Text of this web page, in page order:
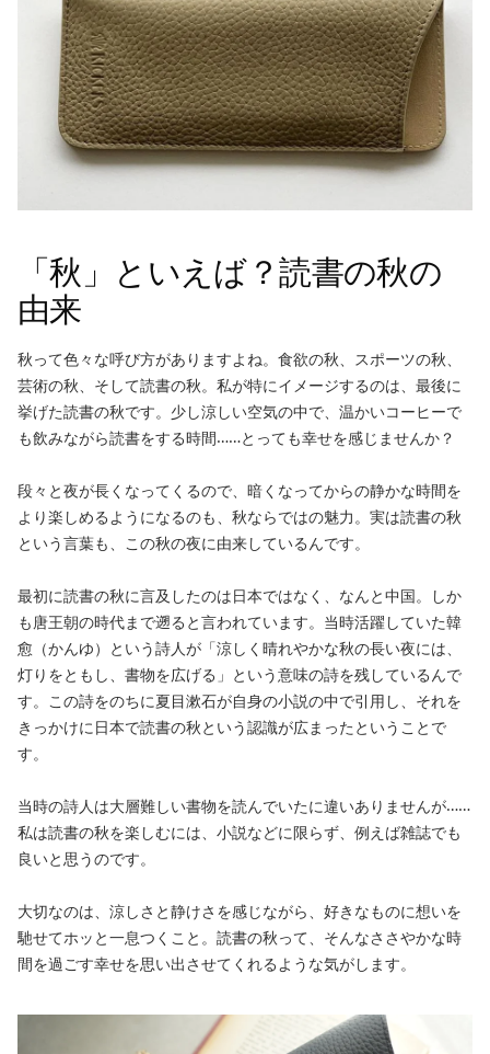
「秋」といえば？読書の秋の
由来
秋って色々な呼び方がありますよね。食欲の秋、スポーツの秋、
芸術の秋、そして読書の秋。私が特にイメージするのは、最後に
挙げた読書の秋です。少し涼しい空気の中で、温かいコーヒーで
も飲みながら読書をする時間……とっても幸せを感じませんか？
段々と夜が長くなってくるので、暗くなってからの静かな時間を
より楽しめるようになるのも、秋ならではの魅力。実は読書の秋
という言葉も、この秋の夜に由来しているんです。
最初に読書の秋に言及したのは日本ではなく、なんと中国。しか
も唐王朝の時代まで遡ると言われています。当時活躍していた韓
愈（かんゆ）という詩人が「涼しく晴れやかな秋の長い夜には、
灯りをともし、書物を広げる」という意味の詩を残しているんで
す。この詩をのちに夏目漱石が自身の小説の中で引用し、それを
きっかけに日本で読書の秋という認識が広まったということで
す。
当時の詩人は大層難しい書物を読んでいたに違いありませんが……
私は読書の秋を楽しむには、小説などに限らず、例えば雑誌でも
良いと思うのです。
大切なのは、涼しさと静けさを感じながら、好きなものに想いを
馳せてホッと一息つくこと。読書の秋って、そんなささやかな時
間を過ごす幸せを思い出させてくれるような気がします。